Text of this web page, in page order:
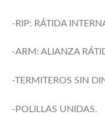
-RIP: RÁTIDA
-ARM: ALIANZA
-TERMITEROS SIN
-POLILLAS UNIDAS.